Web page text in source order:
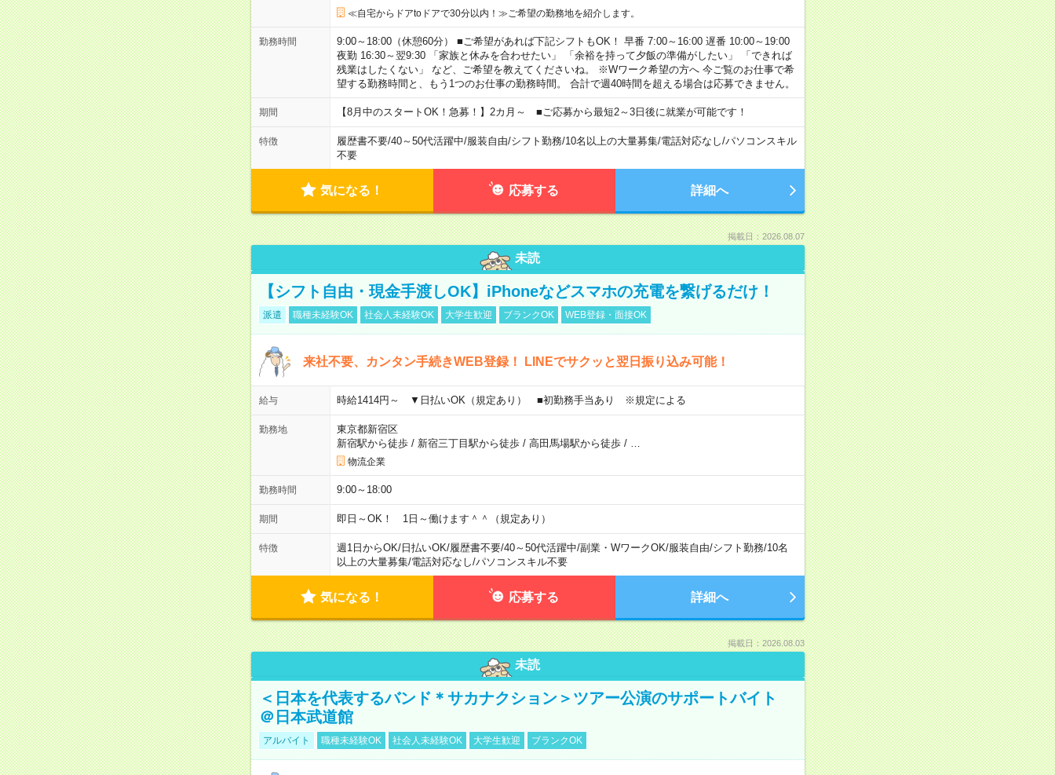
≪自宅からドアtoドアで30分以内！≫ご希望の勤務地を紹介します。
勤務時間
9:00～18:00（休憩60分） ■ご希望があれば下記シフトもOK！ 早番 7:00～16:00 遅番 10:00～19:00
夜勤 16:30～翌9:30 「家族と休みを合わせたい」 「余裕を持って夕飯の準備がしたい」 「できれば
残業はしたくない」 など、ご希望を教えてくださいね。 ※Wワーク希望の方へ 今ご覧のお仕事で希
望する勤務時間と、もう1つのお仕事の勤務時間。 合計で週40時間を超える場合は応募できません。
期間 【8月中のスタートOK！急募！】2カ月～ ■ご応募から最短2～3日後に就業が可能です！
特徴 履歴書不要/40～50代活躍中/服装自由/シフト勤務/10名以上の大量募集/電話対応なし/パソコンスキル
不要
気になる！ 応募する 詳細へ
掲載日：2026.08.07
未読
【シフト自由・現金手渡しOK】iPhoneなどスマホの充電を繋げるだけ！
派遣 職種未経験OK 社会人未経験OK 大学生歓迎 ブランクOK WEB登録・面接OK
来社不要、カンタン手続きWEB登録！ LINEでサクッと翌日振り込み可能！
給与 時給1414円～ ▼日払いOK（規定あり） ■初勤務手当あり ※規定による
勤務地
東京都新宿区
新宿駅から徒歩/ 新宿三丁目駅から徒歩/ 高田馬場駅から徒歩/
物流企業
勤務時間 9:00～18:00
期間 即日～OK！ 1日～働けます＾＾（規定あり）
特徴 週1日からOK/日払いOK/履歴書不要/40～50代活躍中/副業・WワークOK/服装自由/シフト勤務/10名
以上の大量募集/電話対応なし/パソコンスキル不要
気になる！ 応募する 詳細へ
掲載日：2026.08.03
未読
＜日本を代表するバンド＊サカナクション＞ツアー公演のサポートバイト
＠日本武道館
アルバイト 職種未経験OK 社会人未経験OK 大学生歓迎 ブランクOK